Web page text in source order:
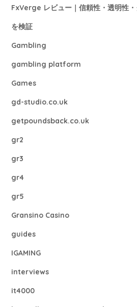
FxVerge レビュー｜信頼性・透明性
を検証
Gambling
gambling platform
Games
gd-studio.co.uk
getpoundsback.co.uk
gr2
gr3
gr4
gr5
Gransino Casino
guides
IGAMING
interviews
it4000